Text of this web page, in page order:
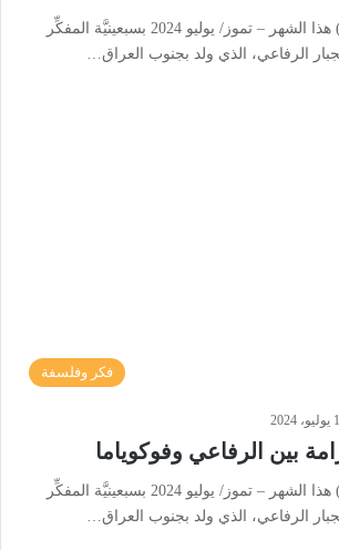
تحتفل (مجلة التنويري) هذا الشهر – تموز/ يوليو 2024 بسبعينيَّة المفكِّر
الرفاعي، الذي ولد بجنوب العراق…
فكر وفلسفة
بين الرفاعي وفوكوياما
تحتفل (مجلة التنويري) هذا الشهر – تموز/ يوليو 2024 بسبعينيَّة المفكِّر
الرفاعي، الذي ولد بجنوب العراق…